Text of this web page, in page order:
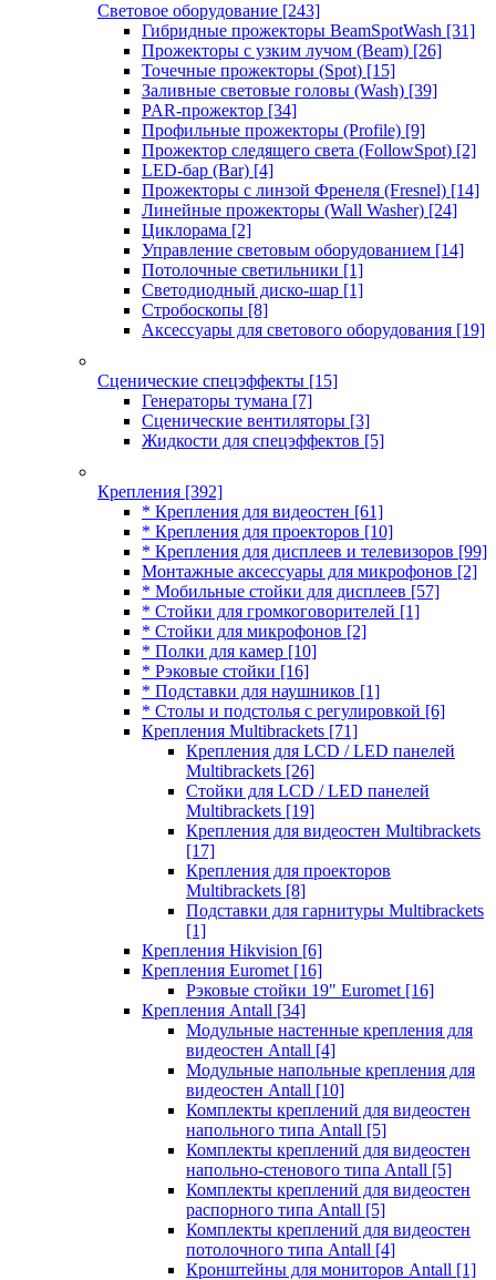
Световое оборудование [243]
Гибридные прожекторы BeamSpotWash [31]
Прожекторы с узким лучом (Beam) [26]
Точечные прожекторы (Spot) [15]
Заливные световые головы (Wash) [39]
PAR-прожектор [34]
Профильные прожекторы (Profile) [9]
Прожектор следящего света (FollowSpot) [2]
LED-бар (Bar) [4]
Прожекторы с линзой Френеля (Fresnel) [14]
Линейные прожекторы (Wall Washer) [24]
Циклорама [2]
Управление световым оборудованием [14]
Потолочные светильники [1]
Светодиодный диско-шар [1]
Стробоскопы [8]
Аксессуары для светового оборудования [19]
Сценические спецэффекты [15]
Генераторы тумана [7]
Сценические вентиляторы [3]
Жидкости для спецэффектов [5]
Крепления [392]
* Крепления для видеостен [61]
* Крепления для проекторов [10]
* Крепления для дисплеев и телевизоров [99]
Монтажные аксессуары для микрофонов [2]
* Мобильные стойки для дисплеев [57]
* Стойки для громкоговорителей [1]
* Стойки для микрофонов [2]
* Полки для камер [10]
* Рэковые стойки [16]
* Подставки для наушников [1]
* Столы и подстолья с регулировкой [6]
Крепления Multibrackets [71]
Крепления для LCD / LED панелей
Multibrackets [26]
Стойки для LCD / LED панелей
Multibrackets [19]
Крепления для видеостен Multibrackets
[17]
Крепления для проекторов
Multibrackets [8]
Подставки для гарнитуры Multibrackets
[1]
Крепления Hikvision [6]
Крепления Euromet [16]
Рэковые стойки 19" Euromet [16]
Крепления Antall [34]
Модульные настенные крепления для
видеостен Antall [4]
Модульные напольные крепления для
видеостен Antall [10]
Комплекты креплений для видеостен
напольного типа Antall [5]
Комплекты креплений для видеостен
напольно-стенового типа Antall [5]
Комплекты креплений для видеостен
распорного типа Antall [5]
Комплекты креплений для видеостен
потолочного типа Antall [4]
Кронштейны для мониторов Antall [1]